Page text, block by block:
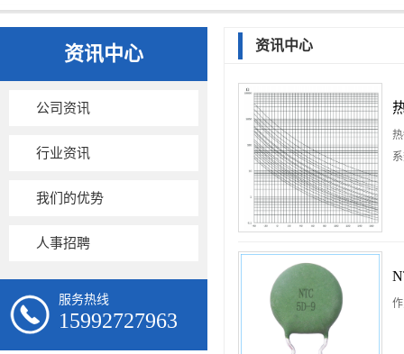
资讯中心
公司资讯
行业资讯
我们的优势
人事招聘
服务热线
15992727963
资讯中心